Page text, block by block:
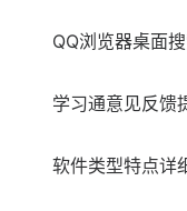
QQ浏览器桌面
学习通意见反馈
软件类型特点详